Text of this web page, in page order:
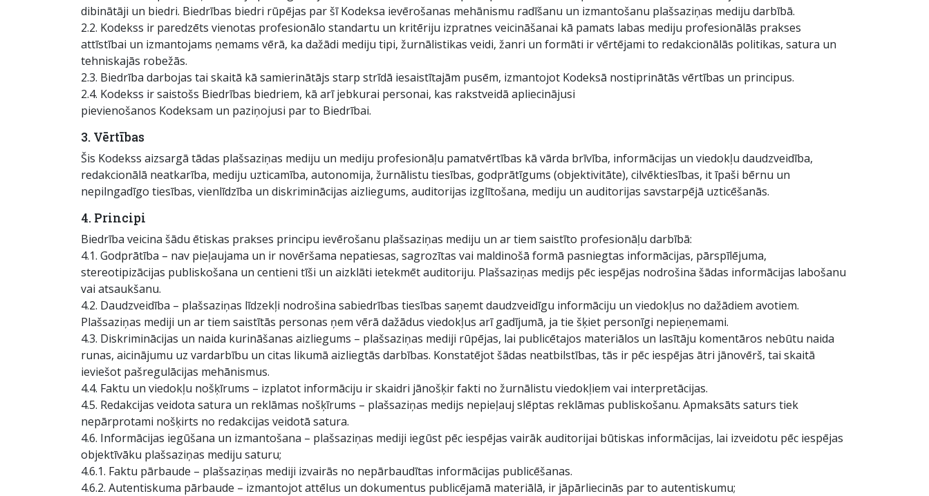
dibinātāji un biedri. Biedrības biedri rūpējas par šī Kodeksa ievērošanas mehānismu radīšanu un izmantošanu plašsaziņas mediju darbībā.
2.2. Kodekss ir paredzēts vienotas profesionālo standartu un kritēriju izpratnes veicināšanai kā pamats labas mediju profesionālās prakses
attīstībai un izmantojams ņemams vērā, ka dažādi mediju tipi, žurnālistikas veidi, žanri un formāti ir vērtējami to redakcionālās politikas, satura un
tehniskajās robežās.
2.3. Biedrība darbojas tai skaitā kā samierinātājs starp strīdā iesaistītajām pusēm, izmantojot Kodeksā nostiprinātās vērtības un principus.
2.4. Kodekss ir saistošs Biedrības biedriem, kā arī jebkurai personai, kas rakstveidā apliecinājusi
pievienošanos Kodeksam un paziņojusi par to Biedrībai.
3. Vērtības
Šis Kodekss aizsargā tādas plašsaziņas mediju un mediju profesionāļu pamatvērtības kā vārda brīvība, informācijas un viedokļu daudzveidība,
redakcionālā neatkarība, mediju uzticamība, autonomija, žurnālistu tiesības, godprātīgums (objektivitāte), cilvēktiesības, it īpaši bērnu un
nepilngadīgo tiesības, vienlīdzība un diskriminācijas aizliegums, auditorijas izglītošana, mediju un auditorijas savstarpējā uzticēšanās.
4. Principi
Biedrība veicina šādu ētiskas prakses principu ievērošanu plašsaziņas mediju un ar tiem saistīto profesionāļu darbībā:
4.1. Godprātība – nav pieļaujama un ir novēršama nepatiesas, sagrozītas vai maldinošā formā pasniegtas informācijas, pārspīlējuma,
stereotipizācijas publiskošana un centieni tīši un aizklāti ietekmēt auditoriju. Plašsaziņas medijs pēc iespējas nodrošina šādas informācijas labošanu
vai atsaukšanu.
4.2. Daudzveidība – plašsaziņas līdzekļi nodrošina sabiedrības tiesības saņemt daudzveidīgu informāciju un viedokļus no dažādiem avotiem.
Plašsaziņas mediji un ar tiem saistītās personas ņem vērā dažādus viedokļus arī gadījumā, ja tie šķiet personīgi nepieņemami.
4.3. Diskriminācijas un naida kurināšanas aizliegums – plašsaziņas mediji rūpējas, lai publicētajos materiālos un lasītāju komentāros nebūtu naida
runas, aicinājumu uz vardarbību un citas likumā aizliegtās darbības. Konstatējot šādas neatbilstības, tās ir pēc iespējas ātri jānovērš, tai skaitā
ieviešot pašregulācijas mehānismus.
4.4. Faktu un viedokļu nošķīrums – izplatot informāciju ir skaidri jānošķir fakti no žurnālistu viedokļiem vai interpretācijas.
4.5. Redakcijas veidota satura un reklāmas nošķīrums – plašsaziņas medijs nepieļauj slēptas reklāmas publiskošanu. Apmaksāts saturs tiek
nepārprotami nošķirts no redakcijas veidotā satura.
4.6. Informācijas iegūšana un izmantošana – plašsaziņas mediji iegūst pēc iespējas vairāk auditorijai būtiskas informācijas, lai izveidotu pēc iespējas
objektīvāku plašsaziņas mediju saturu;
4.6.1. Faktu pārbaude – plašsaziņas mediji izvairās no nepārbaudītas informācijas publicēšanas.
4.6.2. Autentiskuma pārbaude – izmantojot attēlus un dokumentus publicējamā materiālā, ir jāpārliecinās par to autentiskumu;